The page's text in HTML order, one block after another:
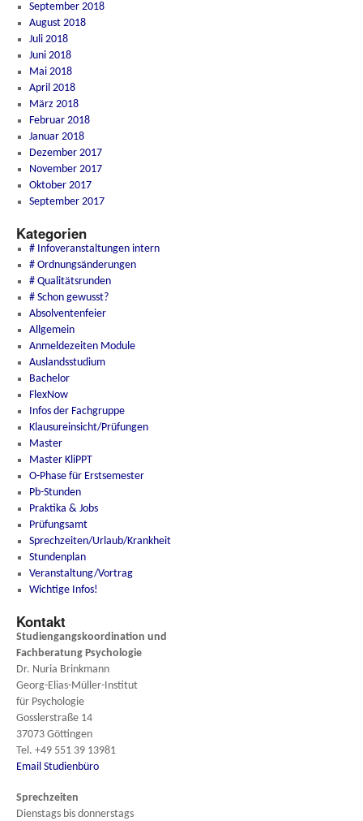
September 2018
August 2018
Juli 2018
Juni 2018
Mai 2018
April 2018
März 2018
Februar 2018
Januar 2018
Dezember 2017
November 2017
Oktober 2017
September 2017
Kategorien
# Infoveranstaltungen intern
# Ordnungsänderungen
# Qualitätsrunden
# Schon gewusst?
Absolventenfeier
Allgemein
Anmeldezeiten Module
Auslandsstudium
Bachelor
FlexNow
Infos der Fachgruppe
Klausureinsicht/Prüfungen
Master
Master KliPPT
O-Phase für Erstsemester
Pb-Stunden
Praktika & Jobs
Prüfungsamt
Sprechzeiten/Urlaub/Krankheit
Stundenplan
Veranstaltung/Vortrag
Wichtige Infos!
Kontakt
Studiengangskoordination und
Fachberatung Psychologie
Dr. Nuria Brinkmann
Georg-Elias-Müller-Institut
für Psychologie
Gosslerstraße 14
37073 Göttingen
Tel. +49 551 39 13981
Email Studienbüro
Sprechzeiten
Dienstags bis donnerstags